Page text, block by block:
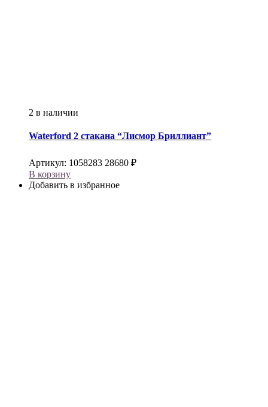
2 в наличии
Waterford 2 стакана “Лисмор Бриллиант”
Артикул: 1058283 28680 ₽
В корзину
Добавить в избранное